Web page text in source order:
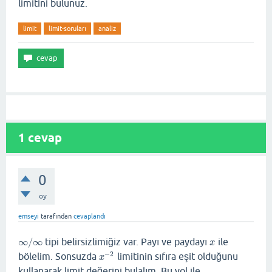
limitini bulunuz.
limit limit-soruları analiz
1 cevap
0
oy
emseyi tarafından cevaplandı
∞/∞
∞/∞ tipi belirsizlimiğiz var. Payı ve paydayı x
x ile
bölelim. Sonsuzda x−2
x−2 limitinin sıfıra eşit olduğunu